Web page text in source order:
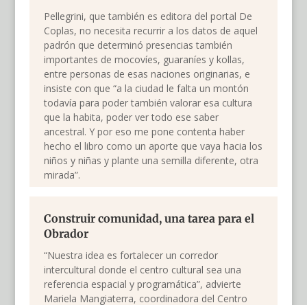
Pellegrini, que también es editora del portal De
Coplas, no necesita recurrir a los datos de aquel
padrón que determinó presencias también
importantes de mocovíes, guaraníes y kollas,
entre personas de esas naciones originarias, e
insiste con que “a la ciudad le falta un montón
todavía para poder también valorar esa cultura
que la habita, poder ver todo ese saber
ancestral. Y por eso me pone contenta haber
hecho el libro como un aporte que vaya hacia los
niños y niñas y plante una semilla diferente, otra
mirada”.
Construir comunidad, una tarea para el
Obrador
“Nuestra idea es fortalecer un corredor
intercultural donde el centro cultural sea una
referencia espacial y programática”, advierte
Mariela Mangiaterra, coordinadora del Centro